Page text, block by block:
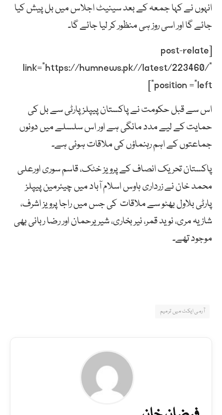
انہوں نے کہا جمعہ کے بعد سینیٹ اجلاس میں بل پیش کیا
جائے گا اور اسی روز ہی منظور کر لیا جائے گا۔
[post-relate
link=”https://humnews.pk//latest/223460/”
position =”left”]
اس سے قبل حکومت نے پاکستان پیپلزپارٹی سے بل کی
حمایت کے لیے مدد مانگی ہے اور اس سلسلے میں دونوں
جماعتوں کے اہم رہنماؤں کی ملاقات ہوئی ہے۔
پاکستان تحریک انصاف کے پرویز خٹک، قاسم سوری اورعلی
محمد خان نے زرداری ہاوس اسلام آباد میں چیئرمین پیپلز
پارٹی بلاول بھٹو سے ملاقات کی جس میں راجا پرویز اشرف،
شازیہ مری، نوید قمر، نیر بخاری، شیریرحمان اور رضا ربانی بھی
موجود تھے۔
آرمی ایکٹ میں ترمیم